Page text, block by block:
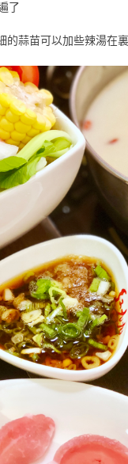
了
的蒜苗可以加些辣湯在